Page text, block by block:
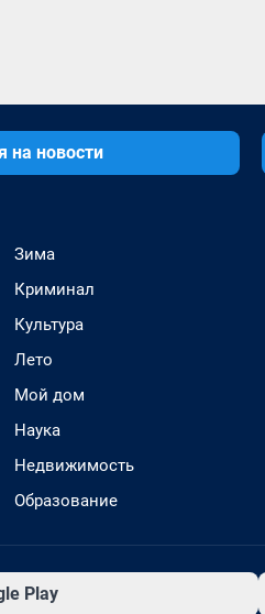
на новости
Зима
Криминал
Культура
Лето
Мой дом
Наука
Недвижимость
Образование
Play